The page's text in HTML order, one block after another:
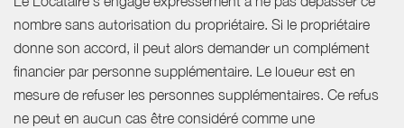
nombre sans autorisation du propriétaire. Si le propriétaire
donne son accord, il peut alors demander un complément
financier par personne supplémentaire. Le loueur est en
mesure de refuser les personnes supplémentaires. Ce refus
ne peut en aucun cas être considéré comme une